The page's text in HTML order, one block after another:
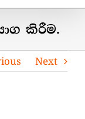
කිරීම.
Next